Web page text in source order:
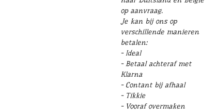
op aanvraag.
Je kan bij ons op
verschillende manieren
betalen:
- Ideal
- Betaal achteraf met
Klarna
- Contant bij afhaal
- Tikkie
- Vooraf overmaken